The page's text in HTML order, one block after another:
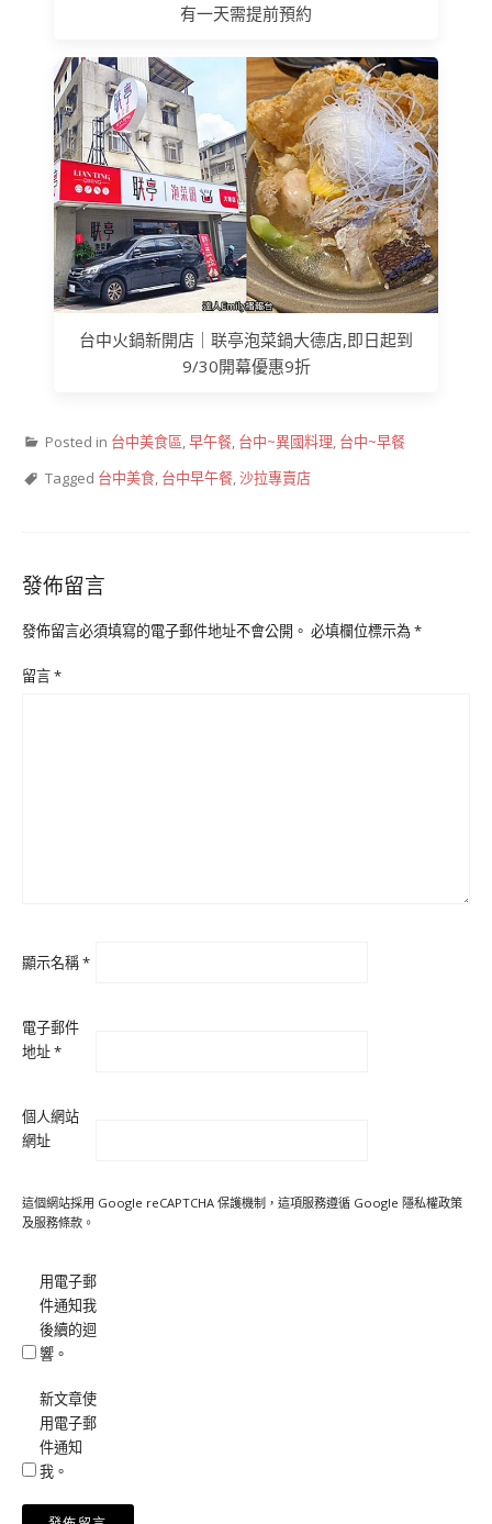
有一天需提前預約
台中火鍋新開店｜联亭泡菜鍋大德店,即日起到
9/30開幕優惠9折
Posted in 台中美食區,早午餐, 台中~異國料理, 台中~早餐
Tagged 台中美食, 台中早午餐,沙拉專賣店
發佈留言
發佈留言必須填寫的電子郵件地址不會公開。 必填欄位標示為*
留言*
顯示名稱*
電子郵件
地址*
個人網站
網址
這個網站採用 Google reCAPTCHA 保護機制，這項服務遵循 Google 隱私權政策
及服務條款 。
用電子郵
件通知我
後續的迴
響。
新文章使
用電子郵
件通知
我。